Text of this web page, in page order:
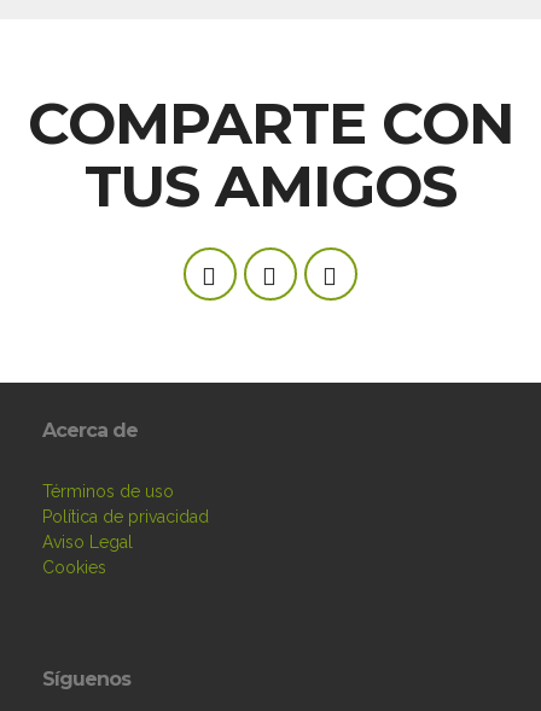
COMPARTE CON
TUS AMIGOS
Acerca de
Términos de uso
Política de privacidad
Aviso Legal
Cookies
Síguenos